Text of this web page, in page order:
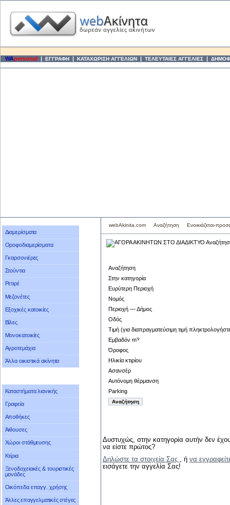
WApersonal | ΕΓΓΡΑΦΗ | ΚΑΤΑΧΩΡΙΣΗ ΑΓΓΕΛΙΩΝ | ΤΕΛΕΥΤΑΙΕΣ ΑΓΓΕΛΙΕΣ |
Διαμερίσματα
Οροφοδιαμερίσματα
Γκαρσονιέρες
Στούντια
Ρετιρέ
Μεζονέτες
Εξοχικές κατοικίες
Βίλες
Μονοκατοικίες
Αγροτεμάχια
Άλλα οικιστικά ακίνητα
Καταστήματα λιανικής
Γραφεία
Αποθήκες
Άιθουσες
Χώροι στάθμευσης
Κτίρια
Ξενοδοχειακές & τουριστικές
μονάδες
Οικόπεδα επαγγ. χρήσης
Άλλες επαγγελματικές στέγες
webAkinita.com Αναζήτηση Ενοικιάζεται-
Αναζήτηση
Στην κατηγορία
Ευρύτερη Περιοχή
Νομός
Περιοχή — Δήμος
Οδός
Τιμή (για διαπραγματεύσιμη τιμή
Εμβαδόν m’²
Όροφος
Ηλικία κτιρίου
Ασανσέρ
Αυτόνομη θέρμανση
Parking
Δυστυχώς, στην κατηγορία αυτήν δεν
να είστε πρώτος?
Δηλώστε τα στοιχεία Σας , ή να
εισάγετε την αγγελία Σας!